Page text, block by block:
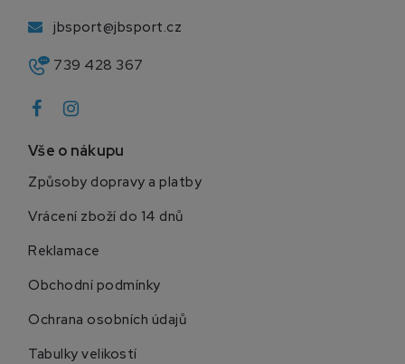
jbsport@jbsport.cz
739 428 367
Vše o nákupu
Způsoby dopravy a platby
Vrácení zboží do 14 dnů
Reklamace
Obchodní podmínky
Ochrana osobních údajů
Tabulky velikostí